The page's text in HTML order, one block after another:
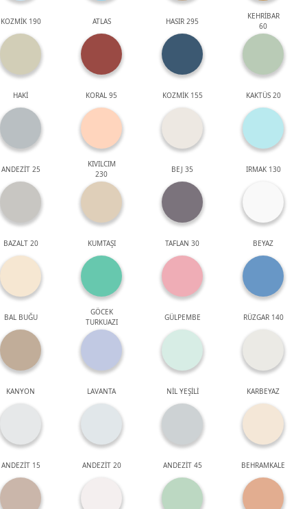
KOZMİK 190 ATLAS HASIR 295
KEHRİBAR
60
HAKİ KORAL 95 KOZMİK 155 KAKTÜS 20
ANDEZİT 25
KIVILCIM
230
BEJ 35 IRMAK 130
BAZALT 20 KUMTAŞI TAFLAN 30 BEYAZ
BAL BUĞU
GÖCEK
TURKUAZI
GÜLPEMBE RÜZGAR 140
KANYON LAVANTA NİL YEŞİLİ KARBEYAZ
ANDEZİT 15 ANDEZİT 20 ANDEZİT 45 BEHRAMKALE